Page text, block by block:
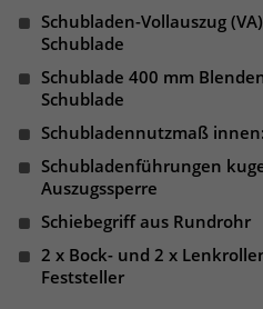
Schubladen-Vollauszug
Schublade
Schublade 400 mm
Schublade
Schubladennutzmaß
Schubladenführungen
Auszugssperre
Schiebegriff aus Rundrohr
2 x Bock- und 2 x
Feststeller
Anbieter
Laufzeit
Zweck
Das Cookie
Session Daten
Name _pk_cvar